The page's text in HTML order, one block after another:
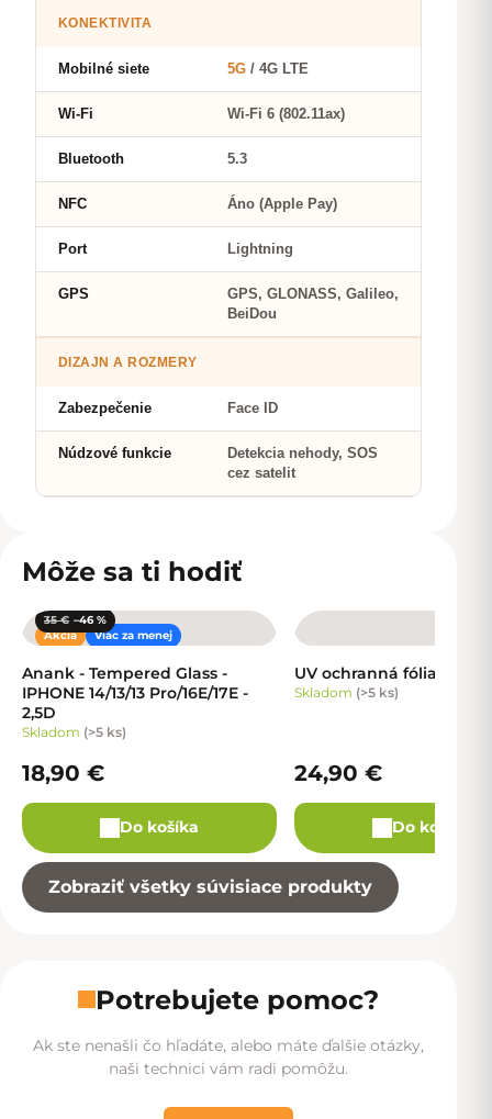
KONEKTIVITA
Mobilné siete 5G / 4G LTE
Wi-Fi Wi-Fi 6 (802.11ax)
Bluetooth 5.3
NFC Áno (Apple Pay)
Port Lightning
GPS
GPS, GLONASS, Galileo,
BeiDou
DIZAJN A ROZMERY
Zabezpečenie Face ID
Núdzové funkcie
Detekcia nehody, SOS
cez satelit
Môže sa ti hodiť
Akcia Viac za menej
35 € –46 %
Anank - Tempered Glass -
IPHONE 14/13/13 Pro/16E/17E -
2,5D
Skladom (>5 ks)
18,90 €
Do košíka
UV ochranná fólia
Skladom (>5 ks)
24,90 €
Do košíka
Zobraziť všetky súvisiace produkty
Potrebujete pomoc?
Ak ste nenašli čo hľadáte, alebo máte ďalšie otázky,
naši technici vám radi pomôžu.